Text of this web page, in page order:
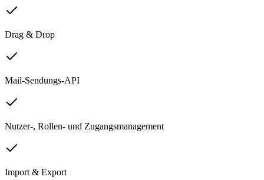
Drag & Drop
Mail-Sendungs-API
Nutzer-, Rollen- und Zugangsmanagement
Import & Export